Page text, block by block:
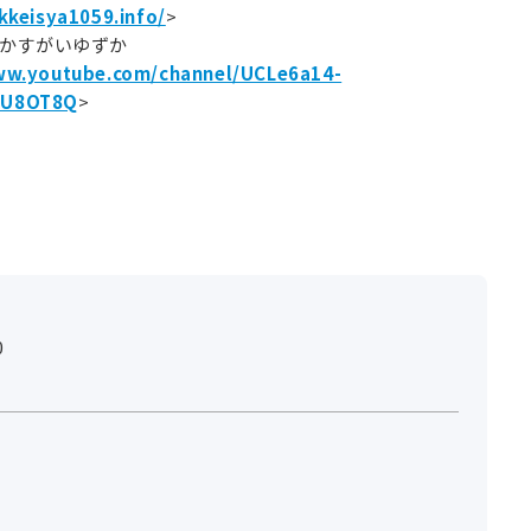
>
すがいゆずか
channel/UCLe6a14-
>